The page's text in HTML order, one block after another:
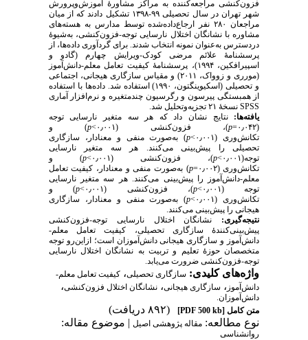
فزون‌کنشی مراجعه‌کننده به مراکز مشاورهٔ آموزش‌و‌پرورش
شهر تهران در سال تحصیلی ۹۹-۱۳۹۸ تشکیل دادند که از میان
مراجعان ۲۸۰ نفر ارجاع‌داده‌شده توسط مدارس به هسته‌های
مشاوره با نشانگان اختلال نارسایی توجه-فزون‌کنشی، به‌شیوهٔ
دردسترس به‌عنوان نمونه انتخاب شدند. برای گردآوری داده‌ها، از
پرسشنامهٔ علائم مرضی کودک-ویرایش چهارم (گادو و
اسپیرافکین، ۱۹۹۴)، پرسشنامهٔ کیفیت تعامل معلم-دانش‌آموز
(مورری و زوواک، ۲۰۱۱) و مقیاس سازگاری هیجانی، اجتماعی
و تحصیلی (اسکیوینگتون، ۱۹۹۰) استفاده شد. داده‌ها با استفاده
از همبستگی پیرسون و رگرسیون چندمتغیره و نرم‌‌افزار آماری
SPSSنسخهٔ ۲۱ تجزیه‌وتحلیل شد.
یافته‌ها: نتایج نشان داد که هر سه متغیر نارسایی توجه
(۰٫۰۴۲=
p)، فزون‌کنشی (۰٫۰۰۱> p) و
تکانش‌وری (۰٫۰۰۱>
p) به‌صورت منفی و معنادار، سازگاری
تحصیلی را پیش‌بینی می‌کنند. هر سه متغیر نارسایی
توجه(۰٫۰۰۱>
p)، فزون‌کنشی (۰٫۰۰۱> p) و
تکانش‌وری (۰٫۰۰۲=
p) به‌صورت منفی و معنادار، کیفیت تعامل
معلم-‌دانش‌آموز را پیش‌بینی می‌کنند. هر سه متغیر نارسایی
توجه (۰٫۰۰۱>
p)، فزون‌کنشی (۰٫۰۰۱> p) و
تکانش‌وری (۰٫۰۰۱>
p) به‌صورت منفی و معنادار، سازگاری
هیجانی را پیش‌بینی می‌کنند.
نتیجه‌گیری: نشانگان اختلال نارسایی توجه-فزون‌کنشی
پیش‌بینی‌کنندهٔ سازگاری تحصیلی، کیفیت تعامل معلم-
دانش‌آموز و سازگاری هیجانی دانش‌آموزان است؛ ازاین‌رو توجه
متخصصان حوزهٔ تعلیم و تربیت به نشانگان اختلال نارسایی
توجه-فزون‌کنشی ضرورتمی‌یابد.
واژه‌های کلیدی: سازگاری تحصیلی، کیفیت تعامل معلم-
دانش‌آموز ، سازگاری هیجانی، نشانگان اختلال فزون‌کنشی،
دانش‌آموزان.
متن کامل[PDF 500 kb]
(۸۹۲ دریافت)
نوع مطالعه: مقاله پژوهشی اصیل | موضوع مقاله:
روانشناسی